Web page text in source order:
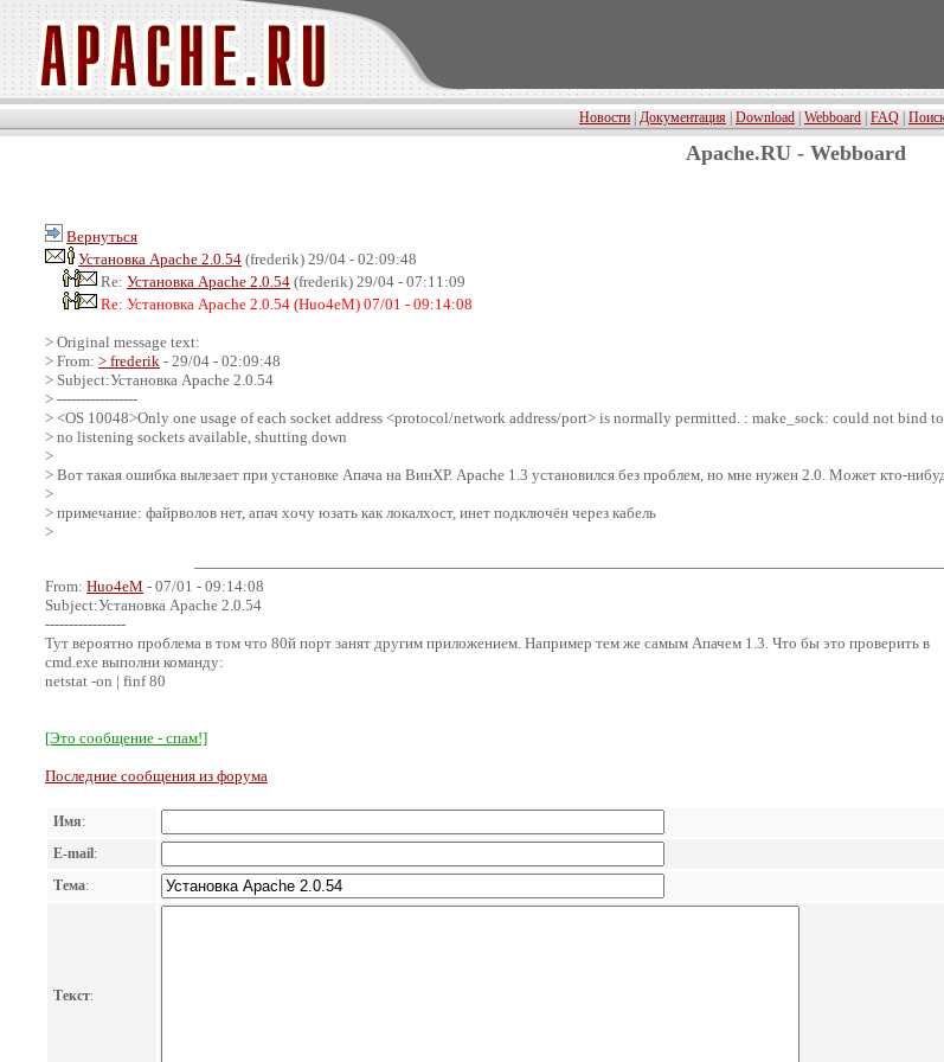
Новости Документация Download Webboard FAQ
Apache.RU - Webboard
Вернуться
Установка Apache 2.0.54 (frederik) 29/04 - 02:09:48
Re: Установка Apache 2.0.54 (frederik) 29/04 - 07:11:09
Re: Установка Apache 2.0.54 (Huo4eM) 07/01 - 09:14:08
> Original message text:
> From: > frederik - 29/04 - 02:09:48
> Subject:Установка Apache 2.0.54
> -----------------
> <OS 10048>Only one usage of each socket address <protocol/network address/port> is normally permitted. : make_sock: could not bind
> no listening sockets available, shutting down
>
> Вот такая ошибка вылезает при установке Апача на ВинХР. Apache 1.3 установился без проблем, но мне нужен 2.0. Может кто-
>
> примечание: файрволов нет, апач хочу юзать как локалхост, инет подключён через кабель
>
From: Huo4eM - 07/01 - 09:14:08
Subject:Установка Apache 2.0.54
-----------------
Тут вероятно проблема в том что 80й порт занят другим приложением. Например тем же самым Апачем 1.3. Что бы это проверить в
cmd.exe выполни команду:
netstat -on | finf 80
[Это сообщение - спам!]
Последние сообщения из форума
Имя:
E-mail:
Тема:
Текст: